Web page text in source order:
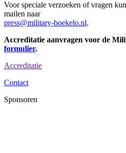
Voor speciale verzoeken of vragen
mailen naar
press@military-boekelo.nl.
Accreditatie aanvragen voor de
formulier.
Accreditatie
Contact
Sponsoren